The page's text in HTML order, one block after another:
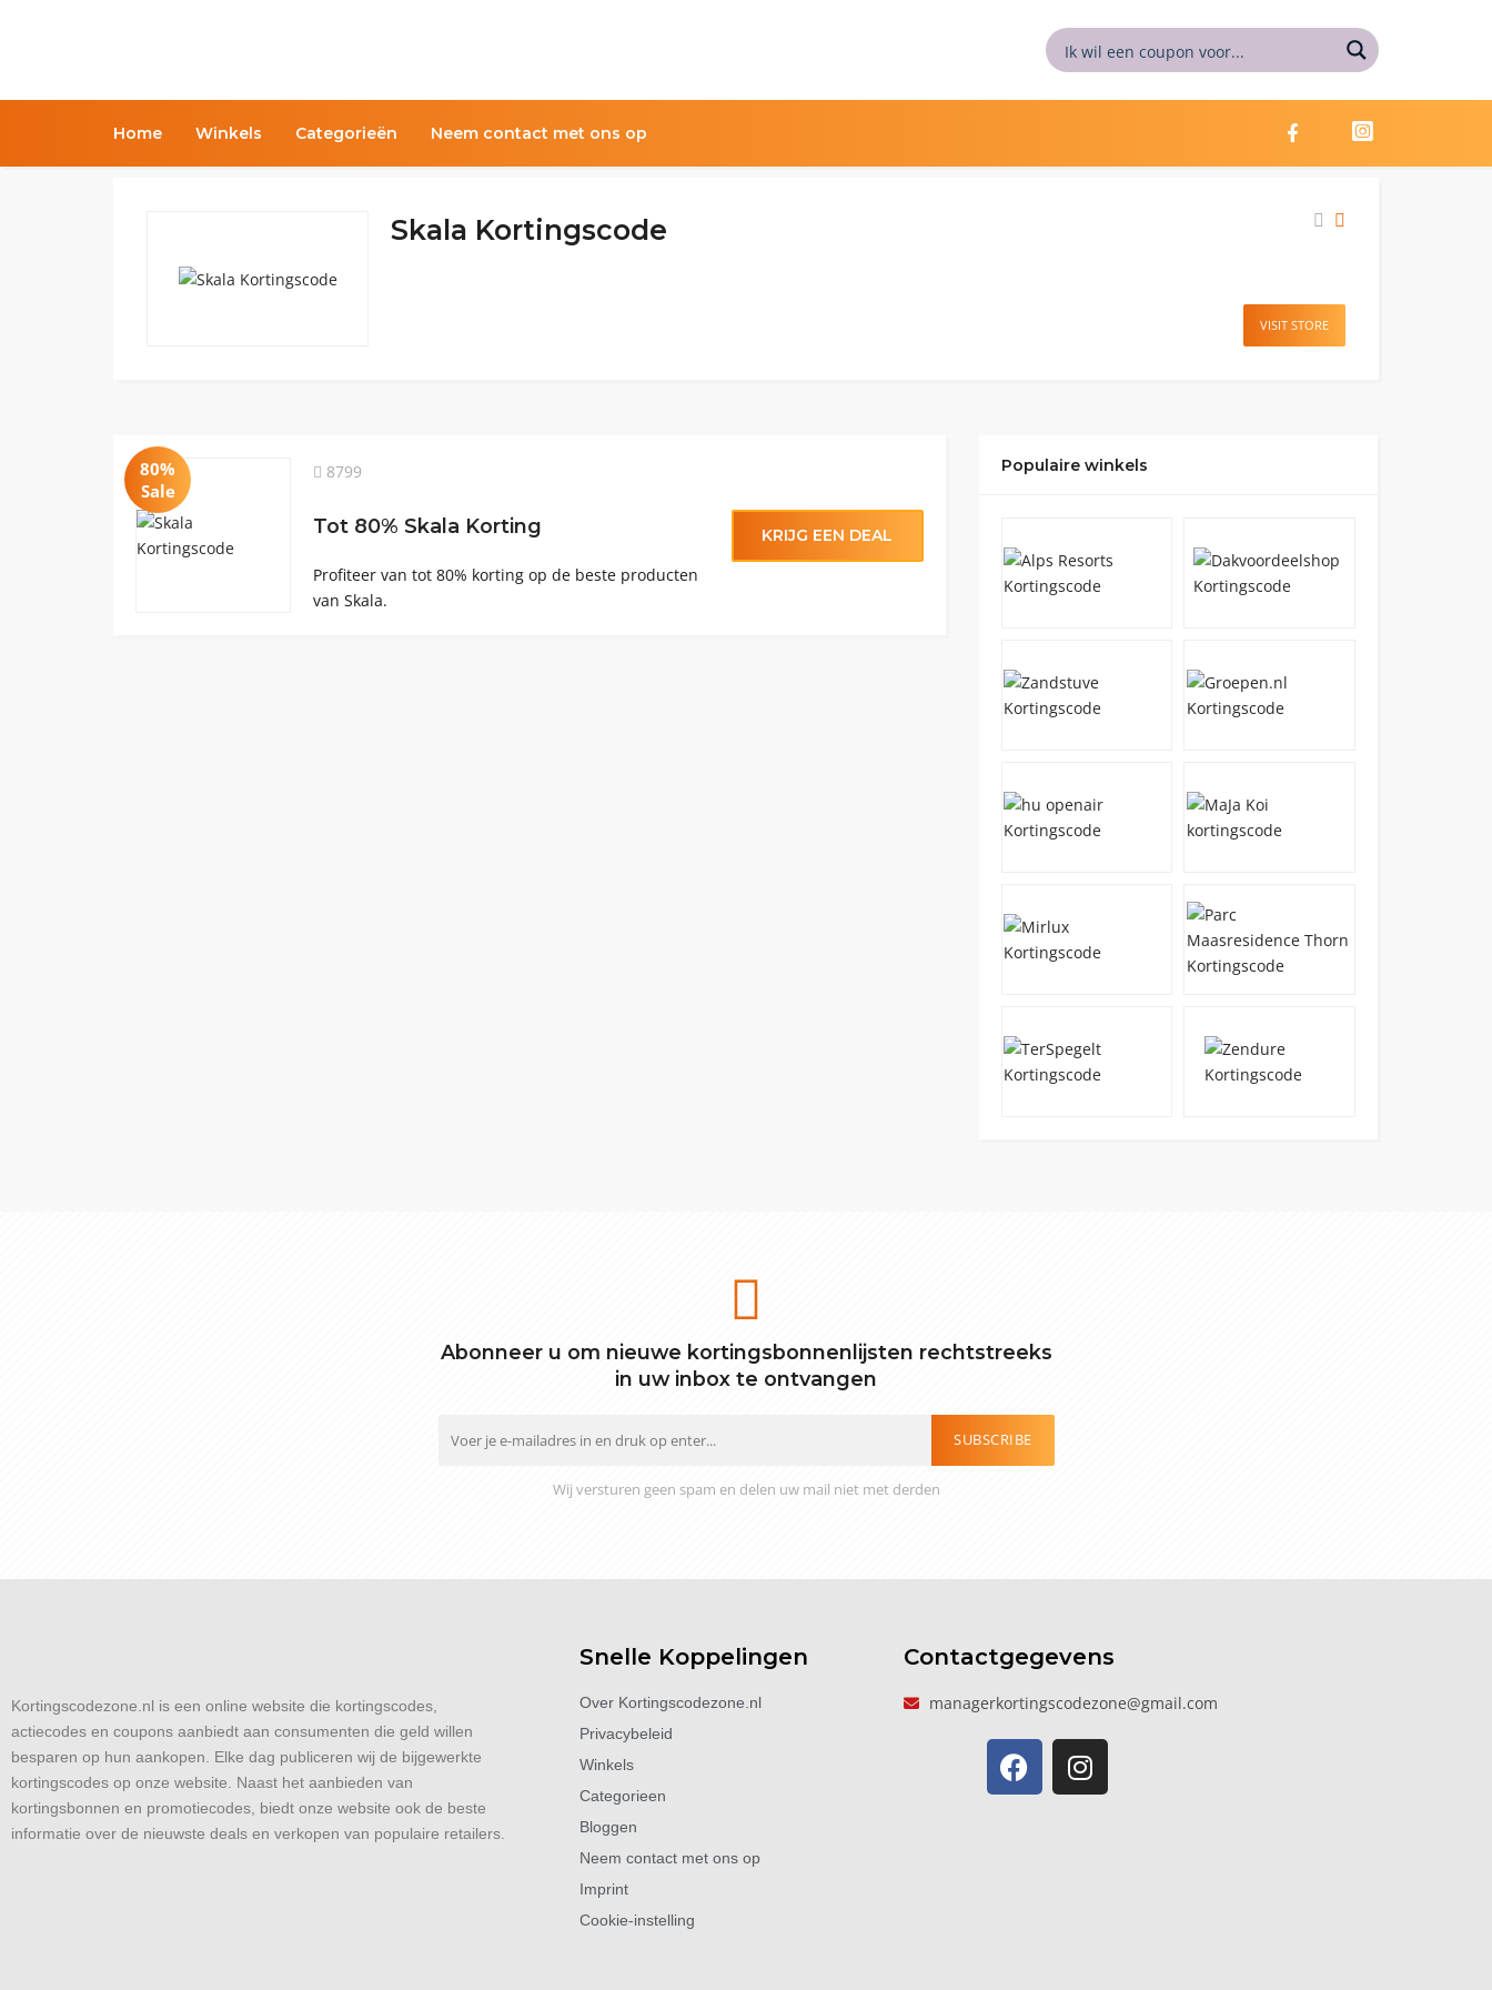
Home Winkels Categorieën Neem contact met ons op
Skala Kortingscode
VISIT STORE
80%
Sale
8799
Tot 80% Skala Korting
Profiteer van tot 80% korting op de beste producten
van Skala.
KRIJG EEN DEAL
Populaire winkels
Abonneer u om nieuwe kortingsbonnenlijsten rechtstreeks
in uw inbox te ontvangen
SUBSCRIBE
Wij versturen geen spam en delen uw mail niet met derden
Kortingscodezone.nl is een online website die kortingscodes,
actiecodes en coupons aanbiedt aan consumenten die geld willen
besparen op hun aankopen. Elke dag publiceren wij de bijgewerkte
kortingscodes op onze website. Naast het aanbieden van
kortingsbonnen en promotiecodes, biedt onze website ook de beste
informatie over de nieuwste deals en verkopen van populaire retailers.
Snelle Koppelingen
Over Kortingscodezone.nl
Privacybeleid
Winkels
Categorieen
Bloggen
Neem contact met ons op
Imprint
Cookie-instelling
Contactgegevens
managerkortingscodezone@gmail.com